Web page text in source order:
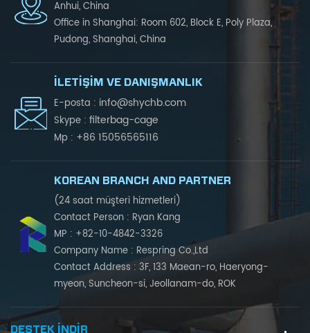
Anhui, China
Office in Shanghai: Room 602, Block E, Poly Plaza,
Pudong, Shanghai, China
İLETIŞIM VE DANIŞMANLIK
E-posta : info@shychb.com
Skype : filterbag-cage
Mp : +86 15056565116
KOREAN BRANCH AND PARTNER
(24 saat müşteri hizmetleri)
Contact Person : Ryan Kang
MP : +82-10-4842-3326
Company Name : Respring Co.,Ltd
Contact Address : 3F, 133 Maean-ro, Haeryong-
myeon, Suncheon-si, Jeollanam-do, ROK
DESTEK INDIR